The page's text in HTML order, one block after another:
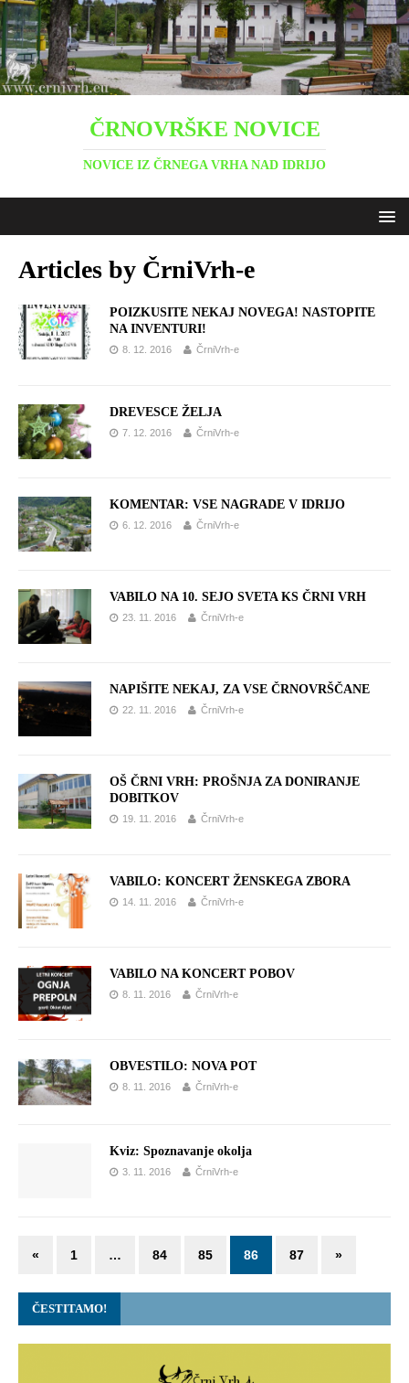
ČRNOVRŠKE NOVICE
NOVICE IZ ČRNEGA VRHA NAD IDRIJO
Articles by ČrniVrh-e
POIZKUSITE NEKAJ NOVEGA! NASTOPITE
NA INVENTURI!
8. 12. 2016 ČrniVrh-e
DREVESCE ŽELJA
7. 12. 2016 ČrniVrh-e
KOMENTAR: VSE NAGRADE V IDRIJO
6. 12. 2016 ČrniVrh-e
VABILO NA 10. SEJO SVETA KS ČRNI VRH
23. 11. 2016 ČrniVrh-e
NAPIŠITE NEKAJ, ZA VSE ČRNOVRŠČANE
22. 11. 2016 ČrniVrh-e
OŠ ČRNI VRH: PROŠNJA ZA DONIRANJE
DOBITKOV
19. 11. 2016 ČrniVrh-e
VABILO: KONCERT ŽENSKEGA ZBORA
14. 11. 2016 ČrniVrh-e
VABILO NA KONCERT POBOV
8. 11. 2016 ČrniVrh-e
OBVESTILO: NOVA POT
8. 11. 2016 ČrniVrh-e
Kviz: Spoznavanje okolja
3. 11. 2016 ČrniVrh-e
« 1 … 84 85 86 87 »
ČESTITAMO!